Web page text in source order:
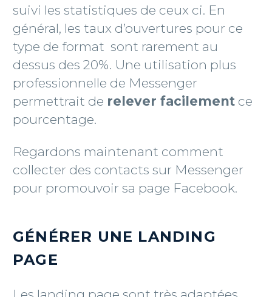
suivi les statistiques de ceux ci. En
général, les taux d’ouvertures pour ce
type de format sont rarement au
dessus des 20%. Une utilisation plus
professionnelle de Messenger
permettrait de relever facilement ce
pourcentage.
Regardons maintenant comment
collecter des contacts sur Messenger
pour promouvoir sa page Facebook.
GÉNÉRER UNE LANDING
PAGE